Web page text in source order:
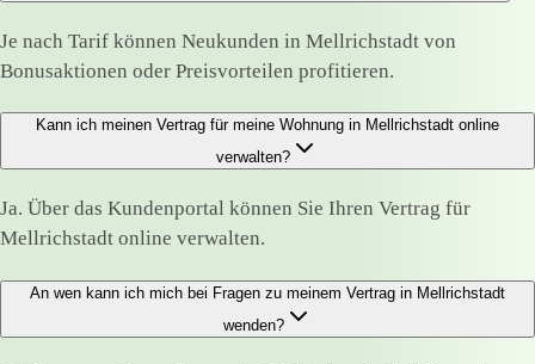
Je nach Tarif können Neukunden in Mellrichstadt von
Bonusaktionen oder Preisvorteilen profitieren.
Kann ich meinen Vertrag für meine Wohnung in Mellrichstadt online
verwalten?
Ja. Über das Kundenportal können Sie Ihren Vertrag für
Mellrichstadt online verwalten.
An wen kann ich mich bei Fragen zu meinem Vertrag in Mellrichstadt
wenden?